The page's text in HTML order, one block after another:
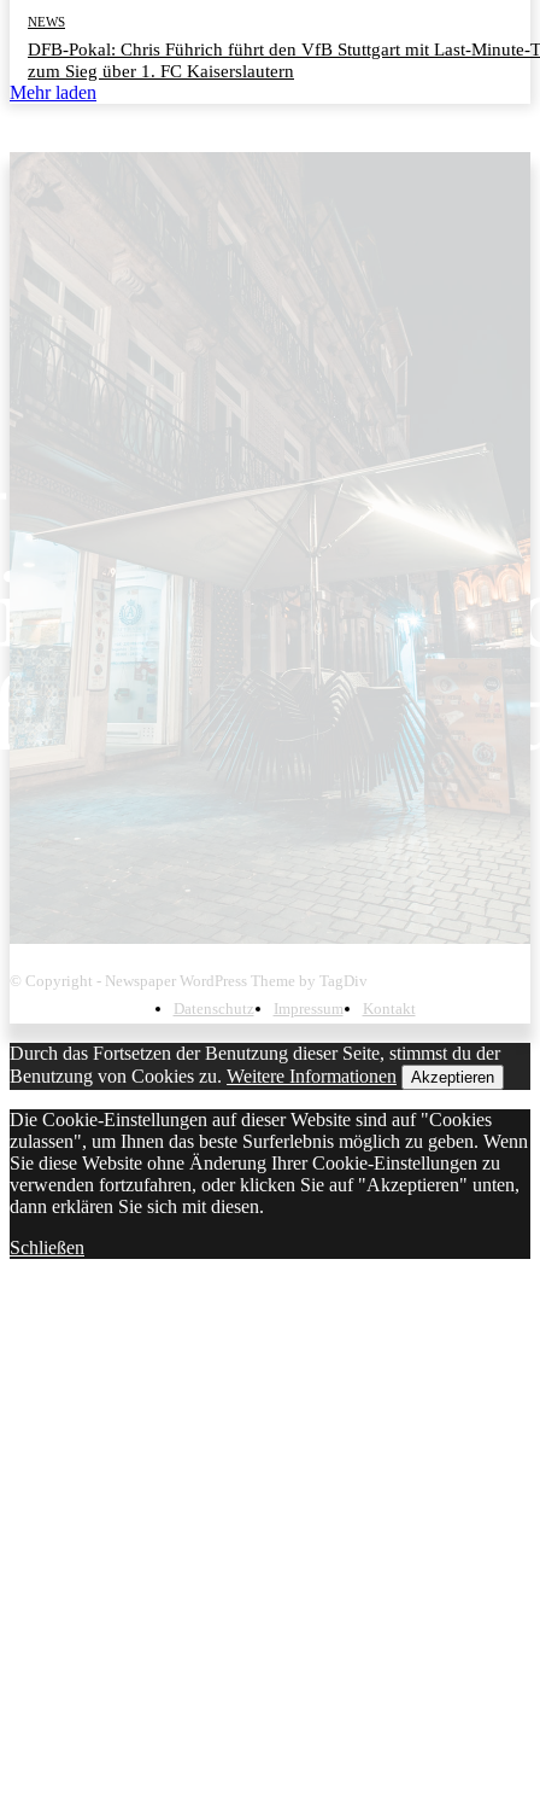
NEWS
DFB-Pokal: Chris Führich führt den VfB Stuttgart mit Last-Minute-
zum Sieg über 1. FC Kaiserslautern
Mehr laden
© Copyright - Newspaper WordPress Theme by TagDiv
Datenschutz
Impressum Kontakt
Durch das Fortsetzen der Benutzung dieser Seite, stimmst du der
Benutzung von Cookies zu. Weitere Informationen Akzeptieren
Die Cookie-Einstellungen auf dieser Website sind auf "Cookies
zulassen", um Ihnen das beste Surferlebnis möglich zu geben. Wenn
Sie diese Website ohne Änderung Ihrer Cookie-Einstellungen zu
verwenden fortzufahren, oder klicken Sie auf "Akzeptieren" unten,
dann erklären Sie sich mit diesen.
Schließen